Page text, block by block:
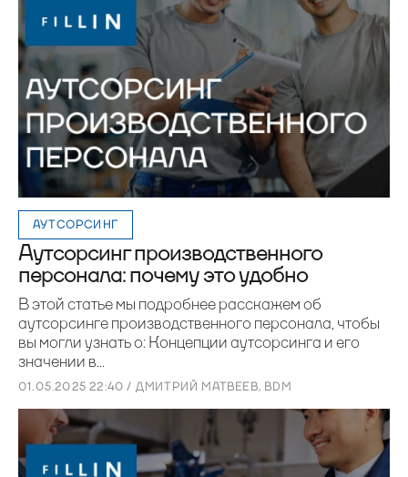
АУТСОРСИНГ
Аутсорсинг производственного
персонала: почему это удобно
В этой статье мы подробнее расскажем об
аутсорсинге производственного персонала, чтобы
вы могли узнать о: Концепции аутсорсинга и его
значении в...
01.05.2025 22:40 / ДМИТРИЙ МАТВЕЕВ, BDM